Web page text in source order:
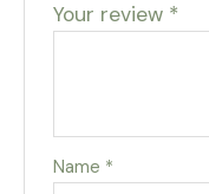
Your review *
Name *